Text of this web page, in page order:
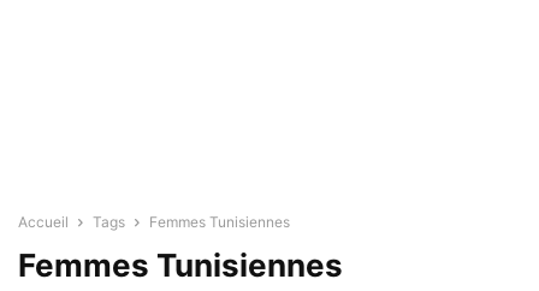
Accueil Tags Femmes Tunisiennes
Femmes Tunisiennes